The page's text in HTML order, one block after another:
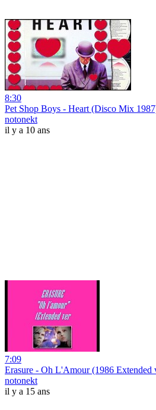
8:30
Pet Shop Boys - Heart (Disco Mix
notonekt
il y a 10 ans
7:09
Erasure - Oh L'Amour (1986 Extended
notonekt
il y a 15 ans